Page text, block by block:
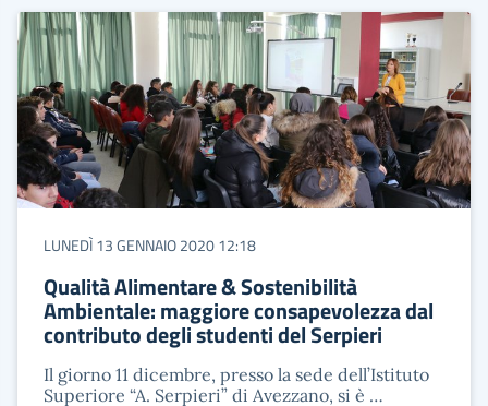
LUNEDÌ 13 GENNAIO 2020 12:18
Qualità Alimentare & Sostenibilità
Ambientale: maggiore consapevolezza dal
contributo degli studenti del Serpieri
Il giorno 11 dicembre, presso la sede dell’Istituto
Superiore “A. Serpieri” di Avezzano, si è …